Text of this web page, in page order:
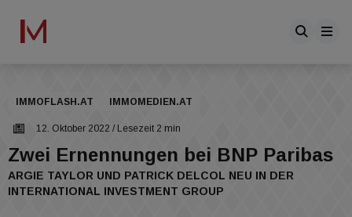
IMMOFLASH.AT IMMOMEDIEN.AT
12. Oktober 2022 / Lesezeit 2 min
Zwei Ernennungen bei BNP Paribas
ARGIE TAYLOR UND PATRICK DELCOL NEU IN DER
INTERNATIONAL INVESTMENT GROUP